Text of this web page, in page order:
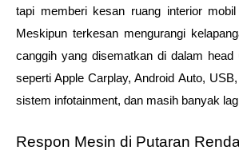
tapi memberi kesan ruang interior
Meskipun terkesan mengurangi
canggih yang disematkan di dalam head
seperti Apple Carplay, Android Auto,
sistem infotainment, dan masih banyak
Respon Mesin di Putaran